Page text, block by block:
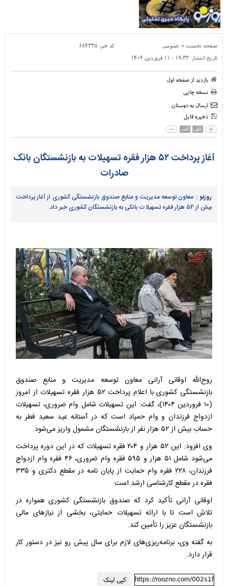
صفحه نخست » عمومی کد خبر: ۶۸۴۳۳۵
تاریخ انتشار: ۱۹:۳۳ - ۱۱ فروردين ۱۴۰۴
بازدید از صفحه اول
نسخه چاپی
ارسال به دوستان
ذخیره فایل
الف الف
آغاز پرداخت ۵۲ هزار فقره تسهیلات به بازنشستگان بانک
صادرات
روزنو : معاون توسعه مدیریت و منابع صندوق بازنشستگی کشوری از آغاز پرداخت
بیش از ۵۲ هزار فقره تسهیلات بانکی به بازنشستگان کشوری خبر داد.
روح‌الله اوقانی آرانی معاون توسعه مدیریت و منابع صندوق
بازنشستگی کشوری با اعلام پرداخت ۵۲ هزار فقره تسهیلات از امروز
(۱۰ فروردین ۱۴۰۴)، گفت: این تسهیلات شامل وام ضروری، تسهیلات
ازدواج فرزندان و وام حمپاد است که در آستانه عید سعید فطر به
حساب بیش از ۵۲ هزار نفر از بازنشستگان مشمول واریز می‌شود.
وی افزود: این ۵۲ هزار و ۲۰۴ فقره تسهیلات که در این دوره پرداخت
می‌شود شامل ۵۱ هزار و ۵۹۵ فقره وام ضروری، ۴۶ فقره وام ازدواج
فرزندان، ۲۲۸ فقره وام حمایت از پایان نامه در مقطع دکتری و ۳۳۵
فقره در مقطع کارشناسی ارشد است.
اوقانی آرانی تأکید کرد که صندوق بازنشستگی کشوری همواره در
تلاش است تا با ارائه تسهیلات حمایتی، بخشی از نیازهای مالی
بازنشستگان عزیز را تأمین کند.
به گفته وی، برنامه‌ریزی‌های لازم برای سال پیش رو نیز در دستور کار
قرار دارد.
کپی لینک https://roozno.com/002s1f